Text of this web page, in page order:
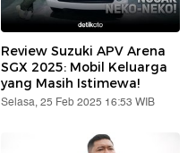
Review Suzuki APV Arena
SGX 2025: Mobil Keluarga
yang Masih Istimewa!
Selasa, 25 Feb 2025 16:53 WIB